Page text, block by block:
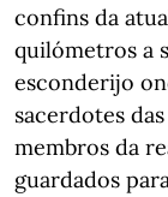
confins da
quilómetros a
esconderijo
sacerdotes
membros da
guardados